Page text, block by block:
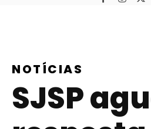
NOTÍCIAS
SJSP